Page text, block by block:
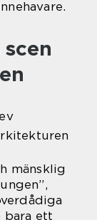
mänsklig
bara ett